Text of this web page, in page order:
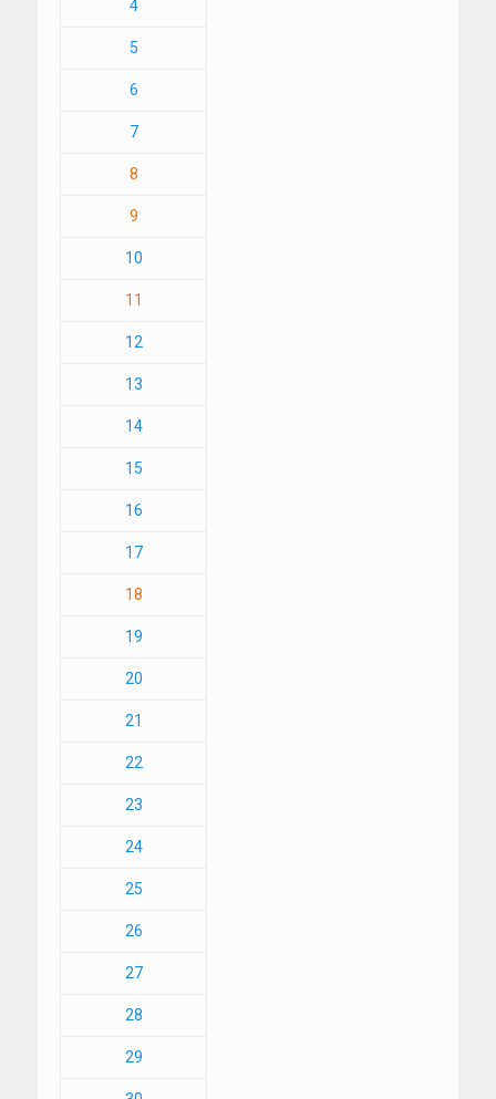
4
5
6
7
8
9
10
11
12
13
14
15
16
17
18
19
20
21
22
23
24
25
26
27
28
29